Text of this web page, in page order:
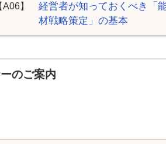
A06】
経営者が知っておくべき「
材戦略策定」の基本
のご案内